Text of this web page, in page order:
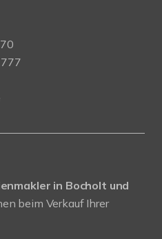
in Bocholt und
beim Verkauf Ihrer